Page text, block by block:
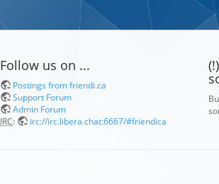
Follow us on ...
Postings from friendi.ca
Support Forum
Admin Forum
IRC: irc://irc.libera.chat:6667/#friendica